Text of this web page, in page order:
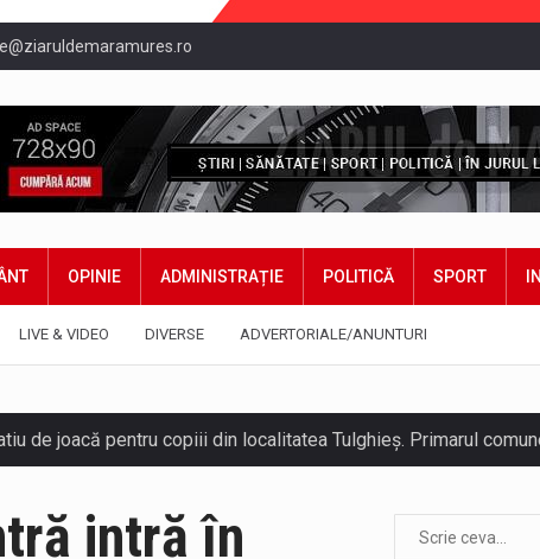
OPINIE ADMINISTRAȚIE POLITICĂ SPORT
LIVE & VIDEO DIVERSE ADVERTORIALE/ANUNTURI
de joacă pentru copiii din localitatea Tulghieș. Primarul
intră în